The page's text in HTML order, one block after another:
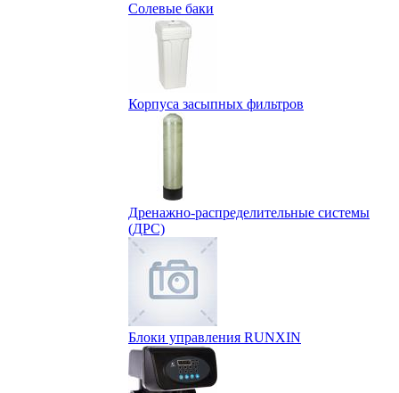
Солевые баки
Корпуса засыпных фильтров
Дренажно-распределительные системы
(ДРС)
Блоки управления RUNXIN